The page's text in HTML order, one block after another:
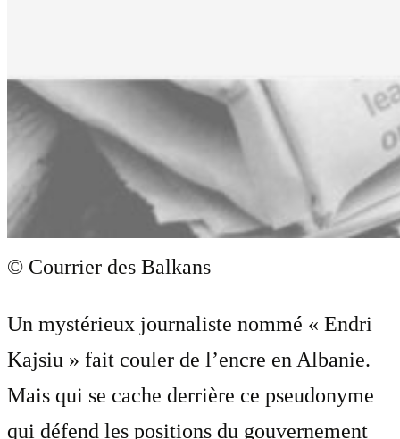
© Courrier des Balkans
Un mystérieux journaliste nommé « Endri
Kajsiu » fait couler de l’encre en Albanie.
Mais qui se cache derrière ce pseudonyme
qui défend les positions du gouvernement